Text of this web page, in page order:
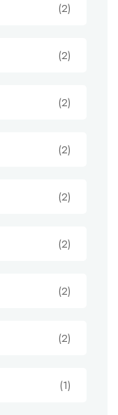
(2)
(2)
(2)
(2)
(2)
(2)
(2)
(2)
(1)